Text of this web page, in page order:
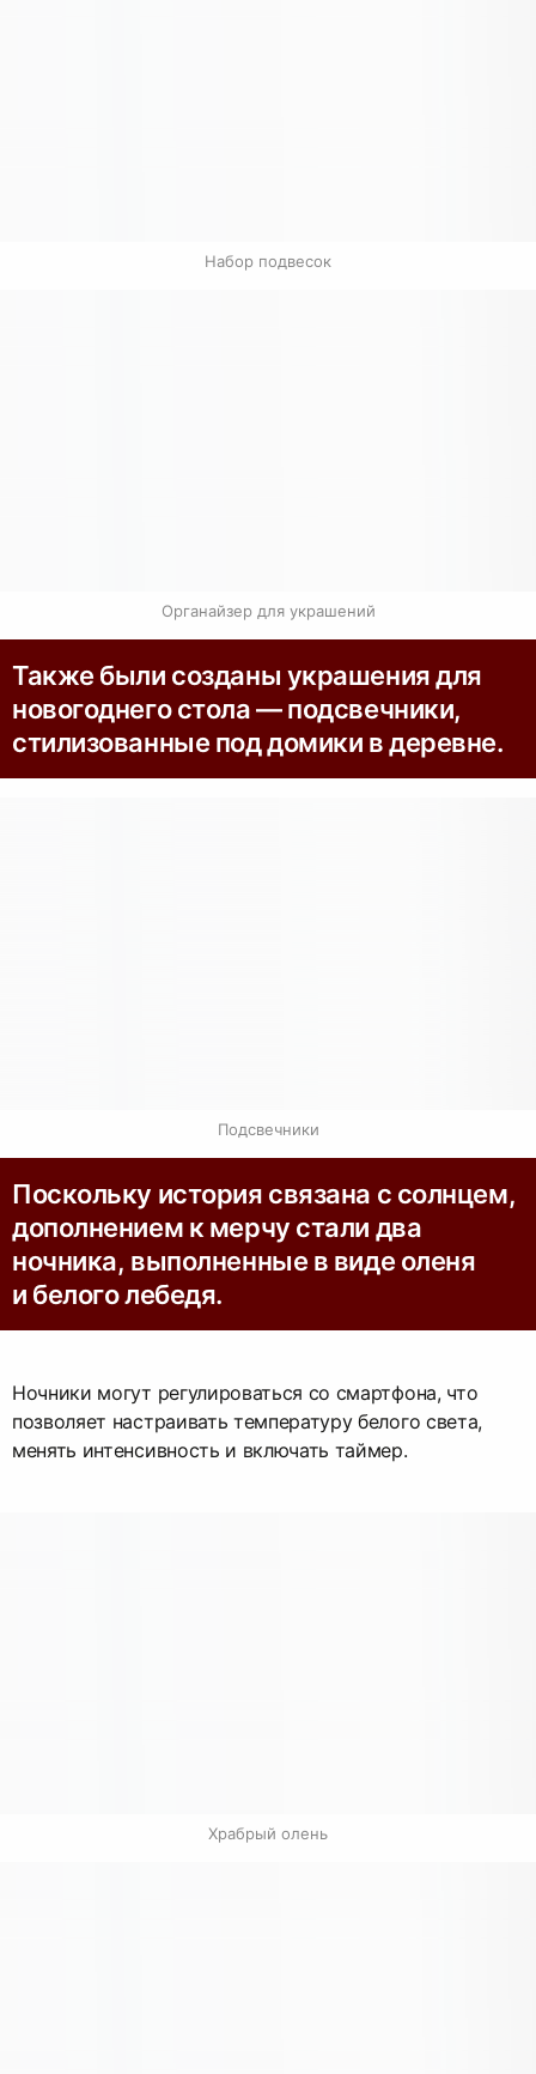
Набор подвесок
Органайзер для украшений
Также были созданы украшения для
новогоднего стола — подсвечники,
стилизованные под домики в деревне.
Подсвечники
Поскольку история связана с солнцем,
дополнением к мерчу стали два
ночника, выполненные в виде оленя
и белого лебедя.
Ночники могут регулироваться со смартфона, что
позволяет настраивать температуру белого света,
менять интенсивность и включать таймер.
Храбрый олень